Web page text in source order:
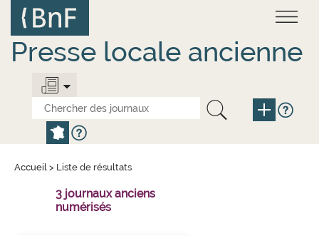
contenu
principal
Presse locale ancienne
Accueil > Liste de résultats
3 journaux anciens
numérisés
Panneau de gestion des cookies